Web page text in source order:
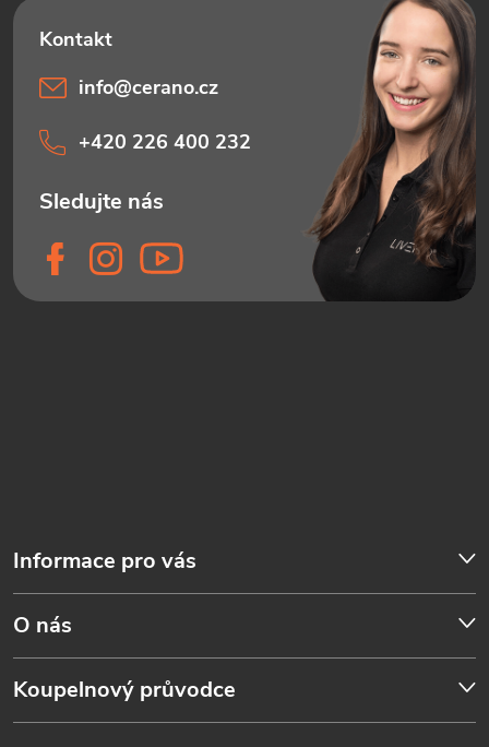
Informace pro vás
O nás
Koupelnový průvodce
info@cerano.cz
+420 226 400 232